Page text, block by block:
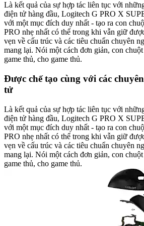
Là kết quả của sự hợp tác liên tục với
điện tử hàng đầu, Logitech G PRO X
với một mục đích duy nhất - tạo ra con
PRO nhẹ nhất có thể trong khi vẫn giữ
vẹn về cấu trúc và các tiêu chuẩn chuyên
mang lại. Nói một cách đơn giản, con
game thủ, cho game thủ.
Được chế tạo cùng với các
tử
Là kết quả của sự hợp tác liên tục với
điện tử hàng đầu, Logitech G PRO X
với một mục đích duy nhất - tạo ra con
PRO nhẹ nhất có thể trong khi vẫn giữ
vẹn về cấu trúc và các tiêu chuẩn chuyên
mang lại. Nói một cách đơn giản, con
game thủ, cho game thủ.